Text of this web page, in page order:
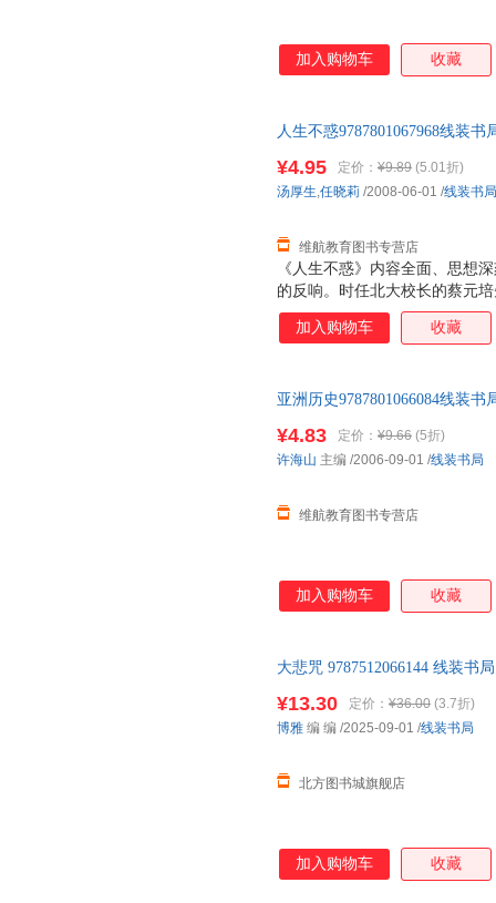
加入购物车 收藏
人生不惑9787801067968线装
《人生不惑》内容全面、思想
的反响。时任北大校长的蔡元
公博、陈济棠等三十多位社会
题词，并极予很高的评价，称
¥4.95 定价： ¥9.89 (5.01折)
维航教育图书专营店
汤厚生,任晓莉 /2008-06-01 /线装书局
加入购物车 收藏
亚洲历史9787801066084线装
¥4.83 定价： ¥9.66 (5折)
维航教育图书专营店
许海山 主编 /2006-09-01 /线装书局
加入购物车 收藏
大悲咒 9787512066144 线装书
¥13.30 定价： ¥36.00 (3.7折)
北方图书城旗舰店
博雅 编 编 /2025-09-01 /线装书局
加入购物车 收藏